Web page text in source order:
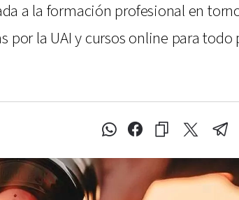
a la formación profesional en
por la UAI y cursos online para